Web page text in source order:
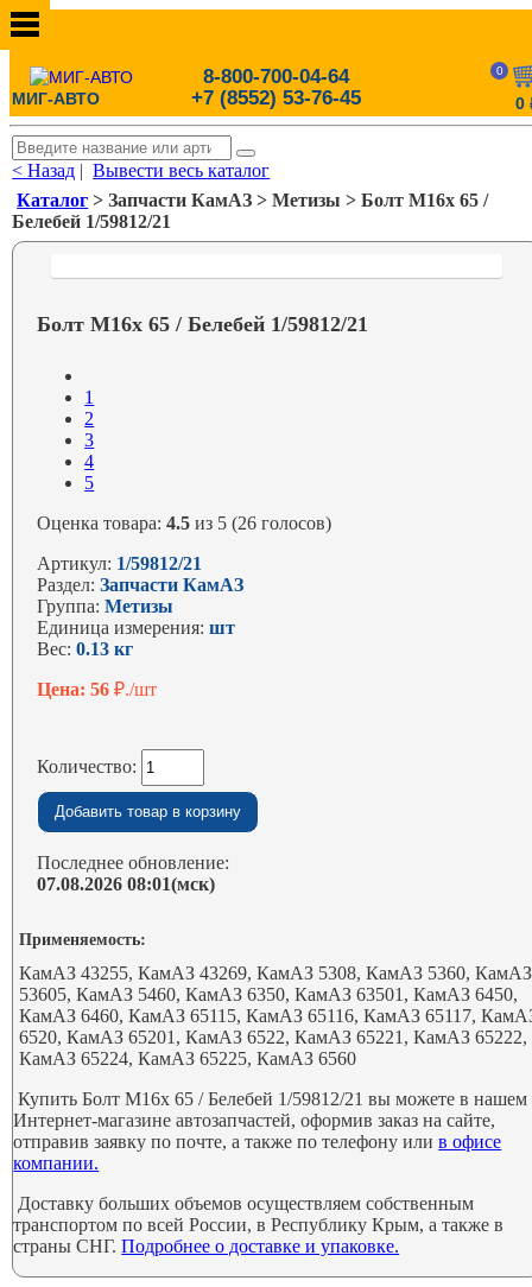
МИГ-АВТО
8-800-700-04-64
+7 (8552) 53-76-45
0
0
< Назад |Вывести весь каталог
Каталог > Запчасти КамАЗ > Метизы > Болт М16х 65 /
Белебей 1/59812/21
Болт М16х 65 / Белебей 1/59812/21
1
2
3
4
5
Оценка товара:4.5 из 5 (26 голосов)
Артикул: 1/59812/21
Раздел:Запчасти КамАЗ
Группа:Метизы
Единица измерения:шт
Вес:0.13 кг
Цена: 56₽./шт
Количество:
Последнее обновление:
07.08.2026 08:01(мск)
Применяемость:
КамАЗ 43255, КамАЗ 43269, КамАЗ 5308, КамАЗ 5360, КамАЗ
53605, КамАЗ 5460, КамАЗ 6350, КамАЗ 63501, КамАЗ 6450,
КамАЗ 6460, КамАЗ 65115, КамАЗ 65116, КамАЗ 65117,
6520, КамАЗ 65201, КамАЗ 6522, КамАЗ 65221, КамАЗ 65222,
КамАЗ 65224, КамАЗ 65225, КамАЗ 6560
Купить Болт М16х 65 / Белебей 1/59812/21 вы можете в нашем
Интернет-магазине автозапчастей, оформив заказ на сайте,
отправив заявку по почте, а также по телефону илив офисе
компании.
Доставку больших объемов осуществляем собственным
транспортом по всей России, в Республику Крым, а также в
страны СНГ.Подробнее о доставке и упаковке.